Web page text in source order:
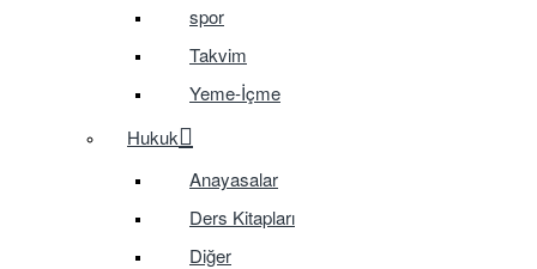
spor
Takvim
Yeme-İçme
Hukuk
Anayasalar
Ders Kitapları
Diğer